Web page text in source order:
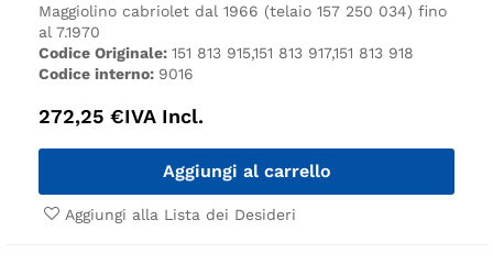
Maggiolino cabriolet dal 1966 (telaio 157 250 034) fino
al 7.1970
Codice Originale: 151 813 915,151 813 917,151 813 918
Codice interno: 9016
272,25 €IVA Incl.
Aggiungi al carrello
Aggiungi alla Lista dei Desideri